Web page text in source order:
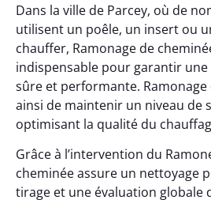
Dans la ville de Parcey, où de
utilisent un poêle, un insert ou
chauffer, Ramonage de
indispensable pour garantir
sûre et performante.
ainsi de maintenir un niveau de
optimisant la qualité du
Grâce à l’intervention du
cheminée assure un nettoyage
tirage et une évaluation globale